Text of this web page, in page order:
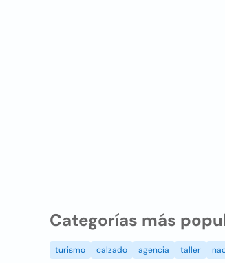
Categorías más
turismo calzado agencia taller